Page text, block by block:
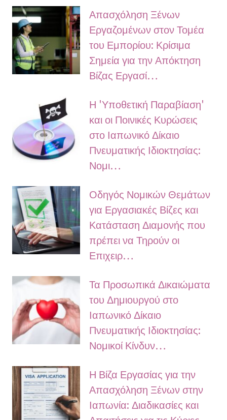
Απασχόληση Ξένων
Εργαζομένων στον Τομέα
του Εμπορίου: Κρίσιμα
Σημεία για την Απόκτηση
Βίζας Εργασί…
Η 'Υποθετική Παραβίαση'
και οι Ποινικές Κυρώσεις
στο Ιαπωνικό Δίκαιο
Πνευματικής Ιδιοκτησίας:
Νομι…
Οδηγός Νομικών Θεμάτων
για Εργασιακές Βίζες και
Κατάσταση Διαμονής που
πρέπει να Τηρούν οι
Επιχειρ…
Τα Προσωπικά Δικαιώματα
του Δημιουργού στο
Ιαπωνικό Δίκαιο
Πνευματικής Ιδιοκτησίας:
Νομικοί Κίνδυν…
Η Βίζα Εργασίας για την
Απασχόληση Ξένων στην
Ιαπωνία: Διαδικασίες και